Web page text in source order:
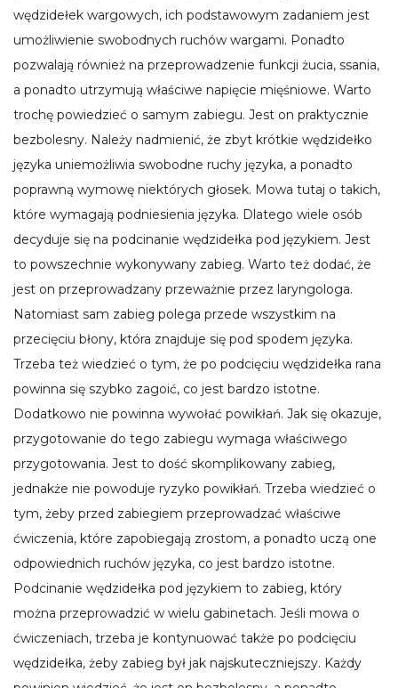
wędzidełek wargowych, ich podstawowym zadaniem jest
umożliwienie swobodnych ruchów wargami. Ponadto
pozwalają również na przeprowadzenie funkcji żucia, ssania,
a ponadto utrzymują właściwe napięcie mięśniowe. Warto
trochę powiedzieć o samym zabiegu. Jest on praktycznie
bezbolesny. Należy nadmienić, że zbyt krótkie wędzidełko
języka uniemożliwia swobodne ruchy języka, a ponadto
poprawną wymowę niektórych głosek. Mowa tutaj o takich,
które wymagają podniesienia języka. Dlatego wiele osób
decyduje się na podcinanie wędzidełka pod językiem. Jest
to powszechnie wykonywany zabieg. Warto też dodać, że
jest on przeprowadzany przeważnie przez laryngologa.
Natomiast sam zabieg polega przede wszystkim na
przecięciu błony, która znajduje się pod spodem języka.
Trzeba też wiedzieć o tym, że po podcięciu wędzidełka rana
powinna się szybko zagoić, co jest bardzo istotne.
Dodatkowo nie powinna wywołać powikłań. Jak się okazuje,
przygotowanie do tego zabiegu wymaga właściwego
przygotowania. Jest to dość skomplikowany zabieg,
jednakże nie powoduje ryzyko powikłań. Trzeba wiedzieć o
tym, żeby przed zabiegiem przeprowadzać właściwe
ćwiczenia, które zapobiegają zrostom, a ponadto uczą one
odpowiednich ruchów języka, co jest bardzo istotne.
Podcinanie wędzidełka pod językiem to zabieg, który
można przeprowadzić w wielu gabinetach. Jeśli mowa o
ćwiczeniach, trzeba je kontynuować także po podcięciu
wędzidełka, żeby zabieg był jak najskuteczniejszy. Każdy